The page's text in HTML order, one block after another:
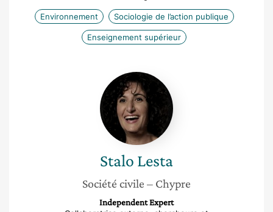
Environnement Sociologie de l’action publique
Enseignement supérieur
Stalo
Lesta
Stalo Lesta
Société civile – Chypre
Independent Expert